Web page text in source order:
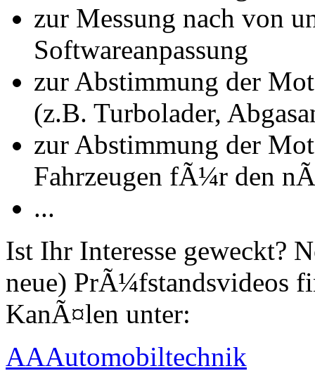
zur Messung nach von
Softwareanpassung
zur Abstimmung der
(z.B. Turbolader,
zur Abstimmung der
Fahrzeugen fÃ¼r den
...
Ist Ihr Interesse geweckt?
neue) PrÃ¼fstandsvideos
KanÃ¤len unter:
AAAutomobiltechnik